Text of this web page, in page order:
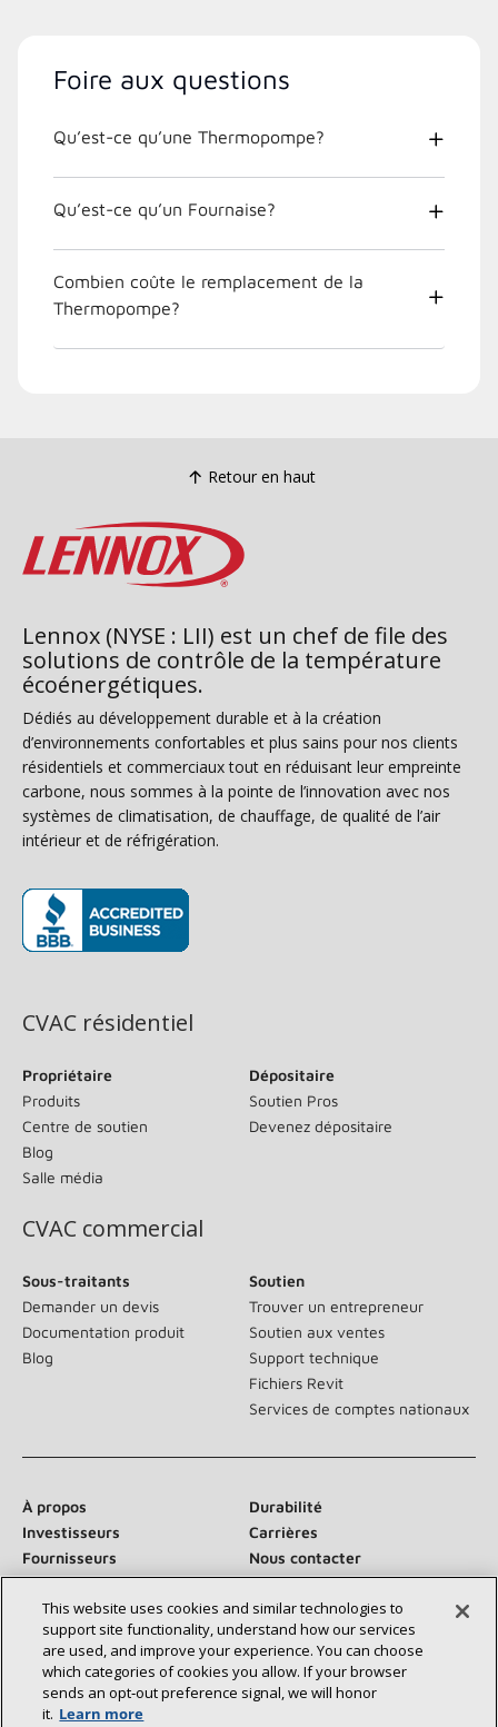
Foire aux questions
Qu’est-ce qu’une Thermopompe?
Qu’est-ce qu’un Fournaise?
Combien coûte le remplacement de la
Thermopompe?
Retour en haut
Lennox (NYSE : LII) est un chef de file des
solutions de contrôle de la température
écoénergétiques.
Dédiés au développement durable et à la création
d’environnements confortables et plus sains pour nos clients
résidentiels et commerciaux tout en réduisant leur empreinte
carbone, nous sommes à la pointe de l’innovation avec nos
systèmes de climatisation, de chauffage, de qualité de l’air
intérieur et de réfrigération.
CVAC résidentiel
Propriétaire
Produits
Centre de soutien
Blog
Salle média
Dépositaire
Soutien Pros
Devenez dépositaire
CVAC commercial
Sous-traitants
Demander un devis
Documentation produit
Blog
Soutien
Trouver un entrepreneur
Soutien aux ventes
Support technique
Fichiers Revit
Services de comptes nationaux
À propos
Durabilité
Investisseurs
Carrières
Fournisseurs
Nous contacter
Salle de presse
Communiquez avec nous :
This website uses cookies and similar technologies to
support site functionality, understand how our services
are used, and improve your experience. You can choose
which categories of cookies you allow. If your browser
sends an opt‑out preference signal, we will honor
it. Learn more